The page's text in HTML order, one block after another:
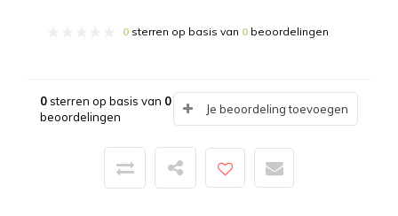
0 sterren op basis van 0 beoordelingen
0sterren op basis van 0
beoordelingen
Je beoordeling toevoegen